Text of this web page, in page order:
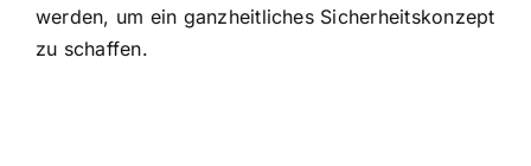
werden, um ein ganzheitliches Sicherheitskonzept
zu schaffen.